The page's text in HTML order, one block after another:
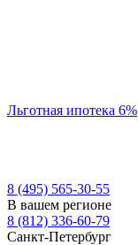
Льготная ипотека 6%
8 (495) 565-30-55
В вашем регионе
8 (812) 336-60-79
Санкт-Петербург